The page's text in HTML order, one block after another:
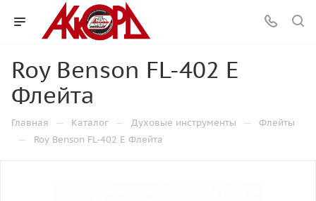
Roy Benson FL-402 Е
Флейта
Главная — Каталог — Духовые инструменты — Флейты
— Roy Benson FL-402 Е Флейта